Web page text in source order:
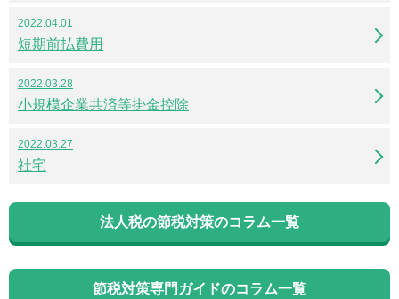
2022.04.01
短期前払費用
2022.03.28
小規模企業共済等掛金控除
2022.03.27
社宅
法人税の節税対策のコラム一覧
節税対策専門ガイドのコラム一覧